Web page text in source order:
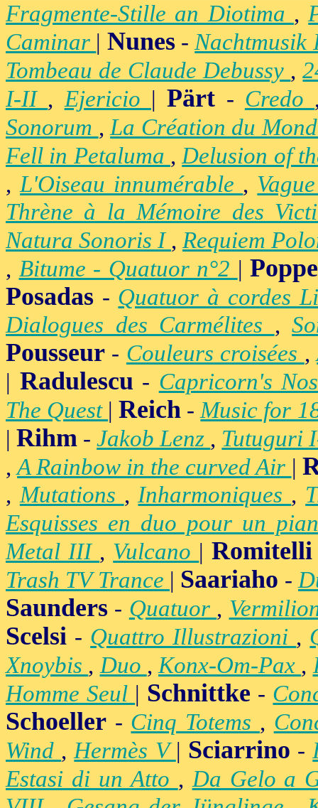
Fragmente-Stille an Diotima ,
Caminar | Nunes-
Tombeau de Claude Debussy ,
I-II ,Ejericio |Pärt - Credo
Sonorum ,La Création du
Fell in Petaluma ,Delusion of
,L'Oiseau innumérable ,
Thrène à la Mémoire des
Natura Sonoris I , Requiem
, Bitume - Quatuor n°2 |Poppe
Posadas - Quatuor à cordes
Dialogues des Carmélites ,
Pousseur - Couleurs croisées ,
| Radulescu - Capricorn's
The Quest |Reich -Music for
|Rihm -Jakob Lenz , Tutuguri
,A Rainbow in the curved Air |
,Mutations ,Inharmoniques ,
Esquisses en duo pour un
Metal III , Vulcano |Romitelli
Trash TV Trance | Saariaho -
Saunders - Quatuor ,
Scelsi - Quattro Illustrazioni ,
Xnoybis ,Duo ,Konx-Om-Pax ,
Homme Seul | Schnittke -
Schoeller - Cinq Totems ,
Wind ,Hermès V| Sciarrino -
Estasi di un Atto ,Da Gelo a